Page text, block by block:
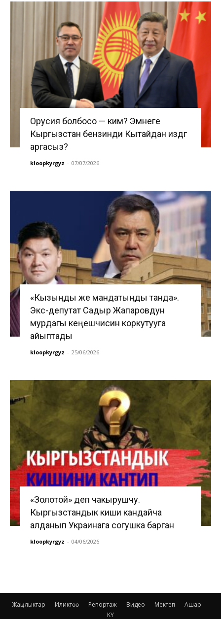
Орусия болбосо — ким? Эмнеге
Кыргызстан бензинди Кытайдан издөөгө
аргасыз?
kloopkyrgyz - 07/07/2026
«Кызыңды же мандатыңды танда».
Экс-депутат Садыр Жапаровдун
мурдагы кеңешчисин коркутууга
айыптады
kloopkyrgyz - 25/06/2026
«Золотой» деп чакырушчу.
Кыргызстандык киши кандайча
алданып Украинага согушка барган
kloopkyrgyz - 04/06/2026
Жаңылыктар Иликтөө Репортаж Видео Мектеп
Ашар
KY